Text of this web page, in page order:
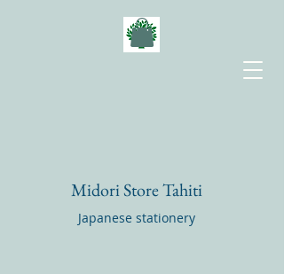
Midori Store Tahiti
Japanese stationery